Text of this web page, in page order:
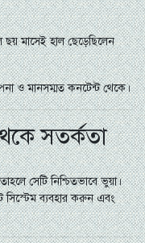
মাসেই হাল ছেড়েছিলেন
ও মানসম্মত কনটেন্ট থেকে।
সতর্কতা
সেটি নিশ্চিতভাবে ভুয়া।
ব্যবহার করুন এবং